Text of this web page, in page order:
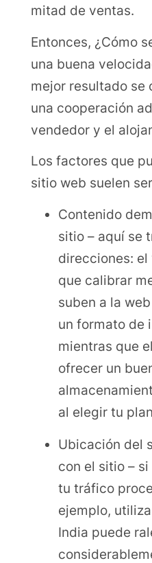
mitad de ventas.
Entonces, ¿Cómo
una buena
mejor resultado se
una cooperación
vendedor y el
Los factores que
sitio web suelen ser
Contenido
sitio – aquí se
direcciones:
que calibrar
suben a la
un formato de
mientras que
ofrecer un
al elegir tu
Ubicación del
con el sitio –
tu tráfico
ejemplo,
India puede